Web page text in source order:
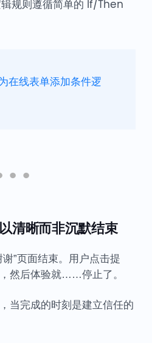
规则遵循简单的 If/Then
在线表单添加条件逻
清晰而非沉默结束
”页面结束。用户点击提
然后体验就……停止了。
当完成的时刻是建立信任的